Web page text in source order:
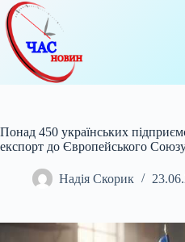
Перейти
до
вмісту
Понад 450 українських
експорт до Європейського
Надія Скорик